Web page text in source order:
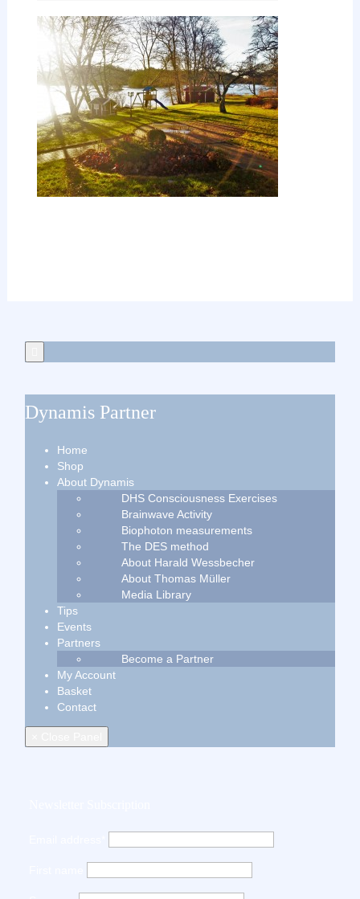
Dynamis Partner
Home
Shop
About Dynamis
DHS Consciousness Exercises
Brainwave Activity
Biophoton measurements
The DES method
About Harald Wessbecher
About Thomas Müller
Media Library
Tips
Events
Partners
Become a Partner
My Account
Basket
Contact